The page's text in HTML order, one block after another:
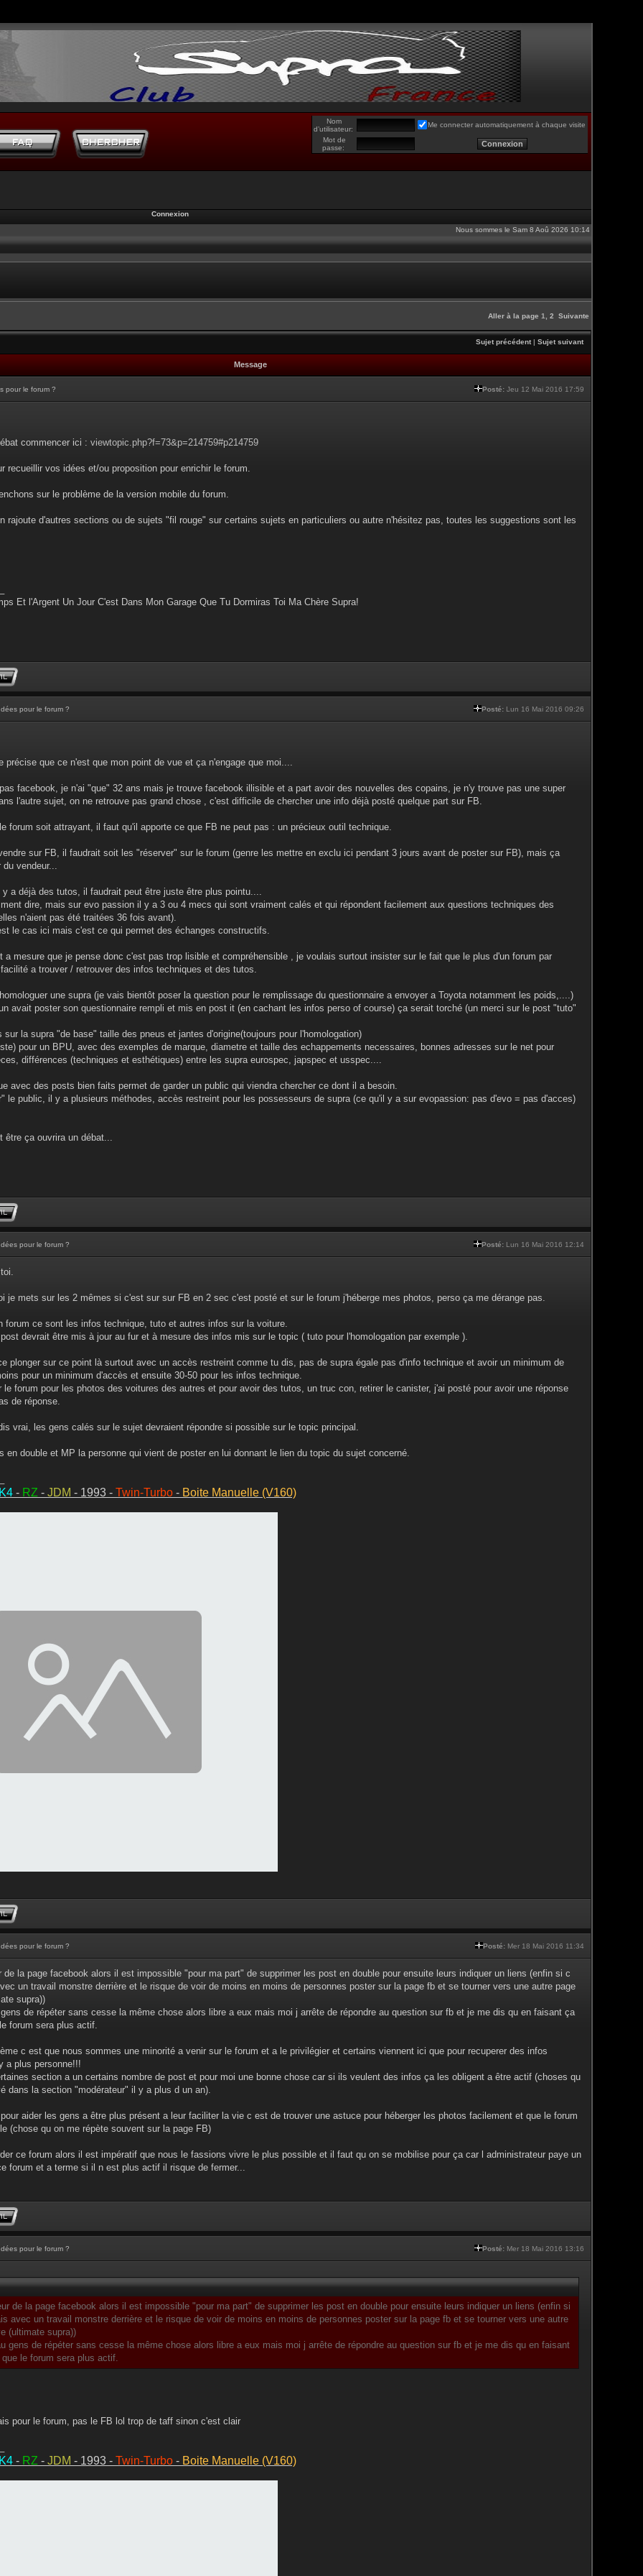
Nom
d’utilisateur:
Me connecter automatiquement à chaque visite
Mot de
passe:
Connexion
Nous sommes le Sam 8 Aoû 2026 10:14
Aller à la page 1 2 Suivante
Sujet précédent| Sujet suivant
Message
pour le forum ? Posté: Jeu 12 Mai 2016 17:59
commencer ici : viewtopic.php?f=73&p=214759#p214759
recueillir vos idées et/ou proposition pour enrichir le forum.
sur le problème de la version mobile du forum.
rajoute d'autres sections ou de sujets "fil rouge" sur certains sujets en particuliers ou autre n'hésitez pas, toutes les suggestions sont les
Et l'Argent Un Jour C'est Dans Mon Garage Que Tu Dormiras Toi Ma Chère Supra!
pour le forum ? Posté: Lun 16 Mai 2016 09:26
précise que ce n'est que mon point de vue et ça n'engage que moi....
facebook, je n'ai "que" 32 ans mais je trouve facebook illisible et a part avoir des nouvelles des copains, je n'y trouve pas une super
l'autre sujet, on ne retrouve pas grand chose , c'est difficile de chercher une info déjà posté quelque part sur FB.
forum soit attrayant, il faut qu'il apporte ce que FB ne peut pas : un précieux outil technique.
sur FB, il faudrait soit les "réserver" sur le forum (genre les mettre en exclu ici pendant 3 jours avant de poster sur FB), mais ça
vendeur...
a déjà des tutos, il faudrait peut être juste être plus pointu....
dire, mais sur evo passion il y a 3 ou 4 mecs qui sont vraiment calés et qui répondent facilement aux questions techniques des
n'aient pas été traitées 36 fois avant).
le cas ici mais c'est ce qui permet des échanges constructifs.
a mesure que je pense donc c'est pas trop lisible et compréhensible , je voulais surtout insister sur le fait que le plus d'un forum par
a trouver / retrouver des infos techniques et des tutos.
une supra (je vais bientôt poser la question pour le remplissage du questionnaire a envoyer a Toyota notamment les poids,....)
avait poster son questionnaire rempli et mis en post it (en cachant les infos perso of course) ça serait torché (un merci sur le post "tuto"
sur la supra "de base" taille des pneus et jantes d'origine(toujours pour l'homologation)
pour un BPU, avec des exemples de marque, diametre et taille des echappements necessaires, bonnes adresses sur le net pour
différences (techniques et esthétiques) entre les supra eurospec, japspec et usspec....
avec des posts bien faits permet de garder un public qui viendra chercher ce dont il a besoin.
le public, il y a plusieurs méthodes, accès restreint pour les possesseurs de supra (ce qu'il y a sur evopassion: pas d'evo = pas d'acces)
être ça ouvrira un débat...
pour le forum ? Posté: Lun 16 Mai 2016 12:14
je mets sur les 2 mêmes si c'est sur sur FB en 2 sec c'est posté et sur le forum j'héberge mes photos, perso ça me dérange pas.
forum ce sont les infos technique, tuto et autres infos sur la voiture.
devrait être mis à jour au fur et à mesure des infos mis sur le topic ( tuto pour l'homologation par exemple ).
plonger sur ce point là surtout avec un accès restreint comme tu dis, pas de supra égale pas d'info technique et avoir un minimum de
pour un minimum d'accès et ensuite 30-50 pour les infos technique.
forum pour les photos des voitures des autres et pour avoir des tutos, un truc con, retirer le canister, j'ai posté pour avoir une réponse
de réponse.
vrai, les gens calés sur le sujet devraient répondre si possible sur le topic principal.
en double et MP la personne qui vient de poster en lui donnant le lien du topic du sujet concerné.
- RZ - JDM - 1993 - Twin-Turbo - Boite Manuelle (V160)
pour le forum ? Posté: Mer 18 Mai 2016 11:34
de la page facebook alors il est impossible "pour ma part" de supprimer les post en double pour ensuite leurs indiquer un liens (enfin si c
un travail monstre derrière et le risque de voir de moins en moins de personnes poster sur la page fb et se tourner vers une autre page
supra))
de répéter sans cesse la même chose alors libre a eux mais moi j arrête de répondre au question sur fb et je me dis qu en faisant ça
forum sera plus actif.
c est que nous sommes une minorité a venir sur le forum et a le privilégier et certains viennent ici que pour recuperer des infos
a plus personne!!!
section a un certains nombre de post et pour moi une bonne chose car si ils veulent des infos ça les obligent a être actif (choses qu
dans la section "modérateur" il y a plus d un an).
aider les gens a être plus présent a leur faciliter la vie c est de trouver une astuce pour héberger les photos facilement et que le forum
(chose qu on me répète souvent sur la page FB)
ce forum alors il est impératif que nous le fassions vivre le plus possible et il faut qu on se mobilise pour ça car l administrateur paye un
forum et a terme si il n est plus actif il risque de fermer...
pour le forum ? Posté: Mer 18 Mai 2016 13:16
de la page facebook alors il est impossible "pour ma part" de supprimer les post en double pour ensuite leurs indiquer un liens (enfin si
avec un travail monstre derrière et le risque de voir de moins en moins de personnes poster sur la page fb et se tourner vers une autre
(ultimate supra))
gens de répéter sans cesse la même chose alors libre a eux mais moi j arrête de répondre au question sur fb et je me dis qu en faisant
le forum sera plus actif.
pour le forum, pas le FB lol trop de taff sinon c'est clair
- RZ - JDM - 1993 - Twin-Turbo - Boite Manuelle (V160)